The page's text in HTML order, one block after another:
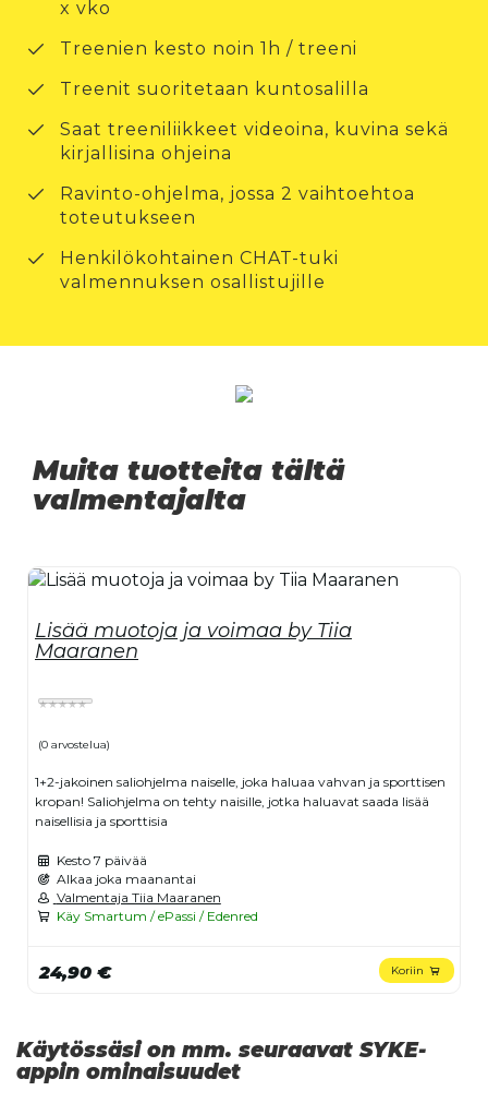
x vko
Treenien kesto noin 1h / treeni
Treenit suoritetaan kuntosalilla
Saat treeniliikkeet videoina, kuvina sekä
kirjallisina ohjeina
Ravinto-ohjelma, jossa 2 vaihtoehtoa
toteutukseen
Henkilökohtainen CHAT-tuki
valmennuksen osallistujille
Muita tuotteita tältä
valmentajalta
Lisää muotoja ja voimaa by Tiia
Maaranen
(0 arvostelua)
1+2-jakoinen saliohjelma naiselle, joka haluaa vahvan ja sporttisen
kropan! Saliohjelma on tehty naisille, jotka haluavat saada lisää
naisellisia ja sporttisia
Kesto 7 päivää
Alkaa joka maanantai
Valmentaja Tiia Maaranen
Käy Smartum / ePassi / Edenred
24,90 € Koriin
Käytössäsi on mm. seuraavat SYKE-
appin ominaisuudet